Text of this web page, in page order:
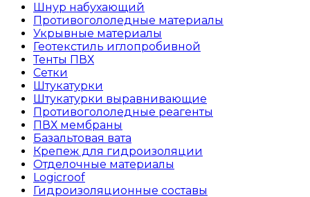
Шнур набухающий
Противогололедные материалы
Укрывные материалы
Геотекстиль иглопробивной
Тенты ПВХ
Сетки
Штукатурки
Штукатурки выравнивающие
Противогололедные реагенты
ПВХ мембраны
Базальтовая вата
Крепеж для гидроизоляции
Отделочные материалы
Logicroof
Гидроизоляционные составы